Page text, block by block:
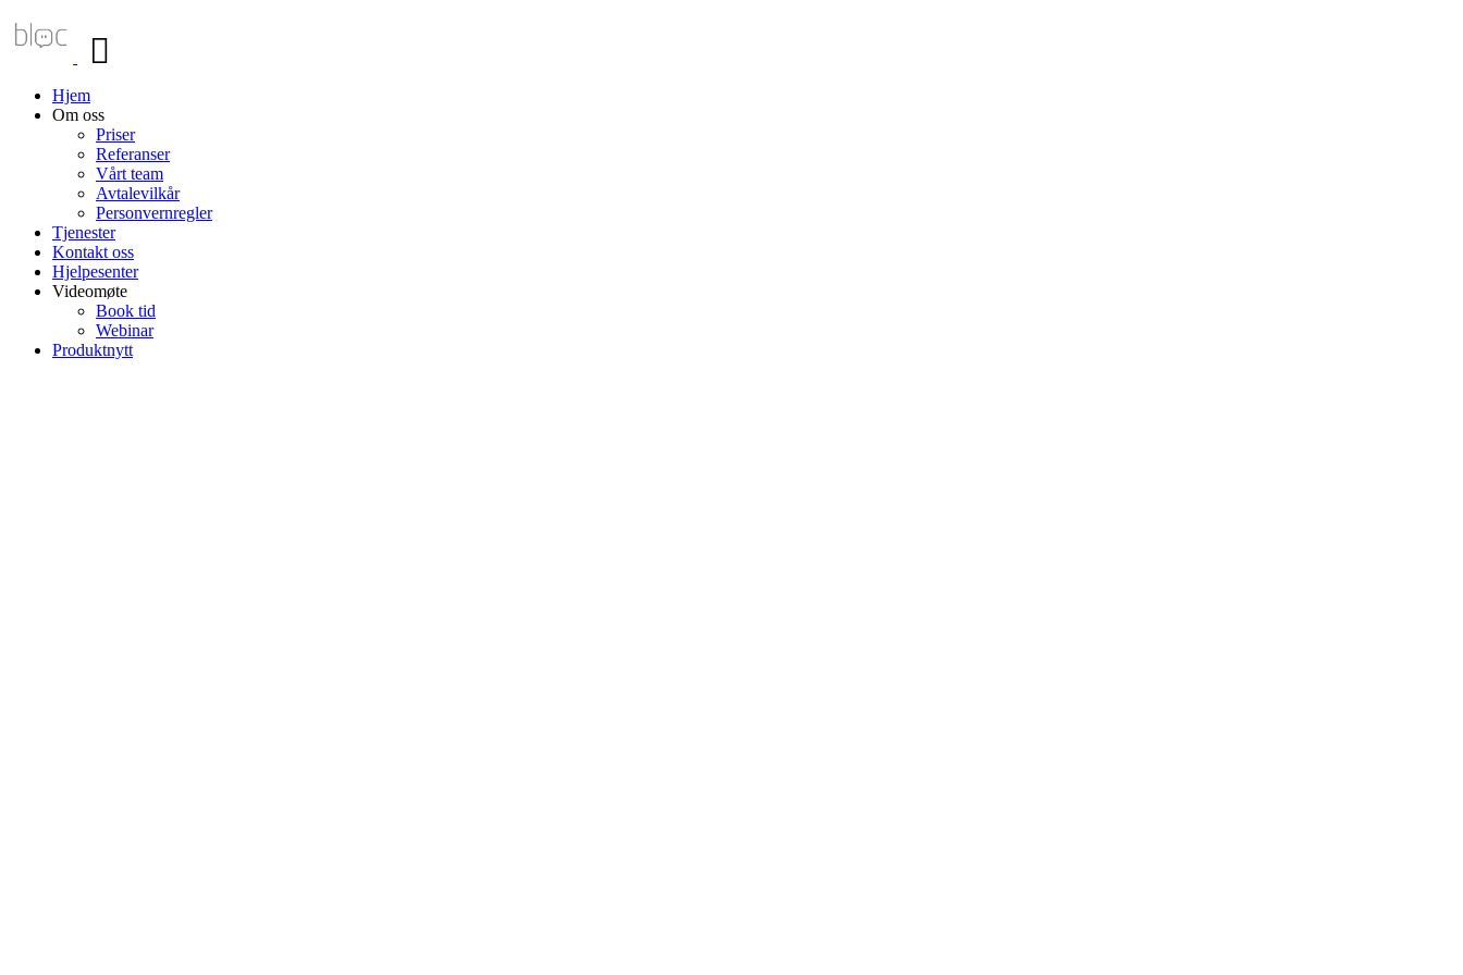
navigasjon
Hjem
Om oss
Priser
Referanser
Vårt team
Avtalevilkår
Personvernregler
Tjenester
Kontakt oss
Hjelpesenter
Videomøte
Book tid
Webinar
Produktnytt